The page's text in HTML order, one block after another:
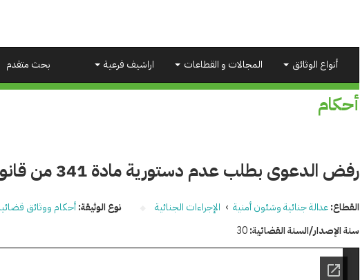
بحث متقدم
أنواع الوثائق المجالات و القطاعات اراشيف فرعية
أحكام
رفض الدعوى بطلب عدم دستورية مادة 341 من قانون العقوبات
القطاع:عدالة جنائية وشئون أمنية › الإجراءات الجنائية نوع الوثيقة:أحكام ووثائق
سنة الإصدار/السنة القضائية:30